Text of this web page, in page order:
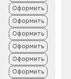
Оформить
Оформить
Оформить
Оформить
Оформить
Оформить